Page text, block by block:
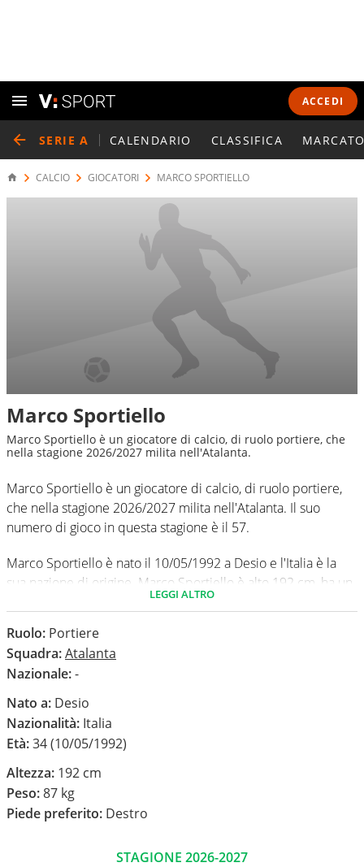
ACCEDI
SERIE A CALENDARIO CLASSIFICA
CALCIO GIOCATORI MARCO SPORTIELLO
Marco Sportiello
Marco Sportiello è un giocatore di calcio, di ruolo portiere, che
nella stagione 2026/2027 milita nell'Atalanta.
Marco Sportiello è un giocatore di calcio, di ruolo portiere,
che nella stagione 2026/2027 milita nell'Atalanta. Il suo
numero di gioco in questa stagione è il 57.
Marco Sportiello è nato il 10/05/1992 a Desio e l'Italia è la
sua nazione di origine. Marco Sportiello è alto 192 cm, ha un
peso medio di 87 kg. Il suo piede di calcio in via
In questa stagione ha disputato nel campionato Serie A 0
partite e non ha subito nessun gol.
LEGGI ALTRO
Ruolo: Portiere
Squadra:Atalanta
Nazionale:-
Nato a: Desio
Nazionalità: Italia
Età:34 (10/05/1992)
Altezza: 192 cm
Peso:87 kg
Piede preferito: Destro
STAGIONE 2026-2027